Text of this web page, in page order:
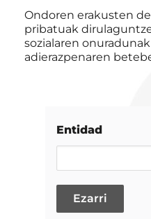
Ondoren erakusten
pribatuak
sozialaren
adierazpenaren
Entidad